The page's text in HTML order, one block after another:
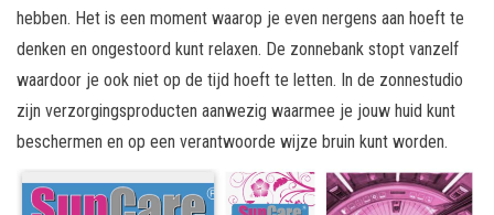
hebben. Het is een moment waarop je even nergens aan hoeft te
denken en ongestoord kunt relaxen. De zonnebank stopt vanzelf
waardoor je ook niet op de tijd hoeft te letten. In de zonnestudio
zijn verzorgingsproducten aanwezig waarmee je jouw huid kunt
beschermen en op een verantwoorde wijze bruin kunt worden.